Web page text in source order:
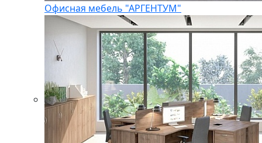
Офисная мебель "АРГЕНТУМ"